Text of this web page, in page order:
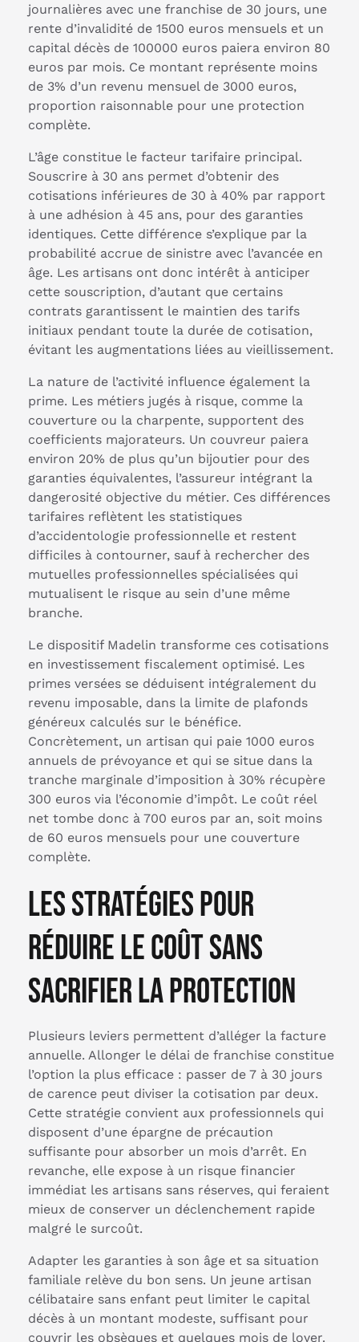
journalières avec une franchise de 30 jours, une
rente d’invalidité de 1500 euros mensuels et un
capital décès de 100000 euros paiera environ 80
euros par mois. Ce montant représente moins
de 3% d’un revenu mensuel de 3000 euros,
proportion raisonnable pour une protection
complète.
L’âge constitue le facteur tarifaire principal.
Souscrire à 30 ans permet d’obtenir des
cotisations inférieures de 30 à 40% par rapport
à une adhésion à 45 ans, pour des garanties
identiques. Cette différence s’explique par la
probabilité accrue de sinistre avec l’avancée en
âge. Les artisans ont donc intérêt à anticiper
cette souscription, d’autant que certains
contrats garantissent le maintien des tarifs
initiaux pendant toute la durée de cotisation,
évitant les augmentations liées au vieillissement.
La nature de l’activité influence également la
prime. Les métiers jugés à risque, comme la
couverture ou la charpente, supportent des
coefficients majorateurs. Un couvreur paiera
environ 20% de plus qu’un bijoutier pour des
garanties équivalentes, l’assureur intégrant la
dangerosité objective du métier. Ces différences
tarifaires reflètent les statistiques
d’accidentologie professionnelle et restent
difficiles à contourner, sauf à rechercher des
mutuelles professionnelles spécialisées qui
mutualisent le risque au sein d’une même
branche.
Le dispositif Madelin transforme ces cotisations
en investissement fiscalement optimisé. Les
primes versées se déduisent intégralement du
revenu imposable, dans la limite de plafonds
généreux calculés sur le bénéfice.
Concrètement, un artisan qui paie 1000 euros
annuels de prévoyance et qui se situe dans la
tranche marginale d’imposition à 30% récupère
300 euros via l’économie d’impôt. Le coût réel
net tombe donc à 700 euros par an, soit moins
de 60 euros mensuels pour une couverture
complète.
Les stratégies pour
réduire le coût sans
sacrifier la protection
Plusieurs leviers permettent d’alléger la facture
annuelle. Allonger le délai de franchise constitue
l’option la plus efficace : passer de 7 à 30 jours
de carence peut diviser la cotisation par deux.
Cette stratégie convient aux professionnels qui
disposent d’une épargne de précaution
suffisante pour absorber un mois d’arrêt. En
revanche, elle expose à un risque financier
immédiat les artisans sans réserves, qui feraient
mieux de conserver un déclenchement rapide
malgré le surcoût.
Adapter les garanties à son âge et sa situation
familiale relève du bon sens. Un jeune artisan
célibataire sans enfant peut limiter le capital
décès à un montant modeste, suffisant pour
couvrir les obsèques et quelques mois de loyer.